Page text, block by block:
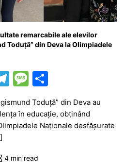
remarcabile ale elevilor
Toduță” din Deva la Olimpiadele
T
e
gr
m
M
s
s
g
ta
je
Toduță” din Deva au
în educație, obținând
Naționale desfășurate
4 min read